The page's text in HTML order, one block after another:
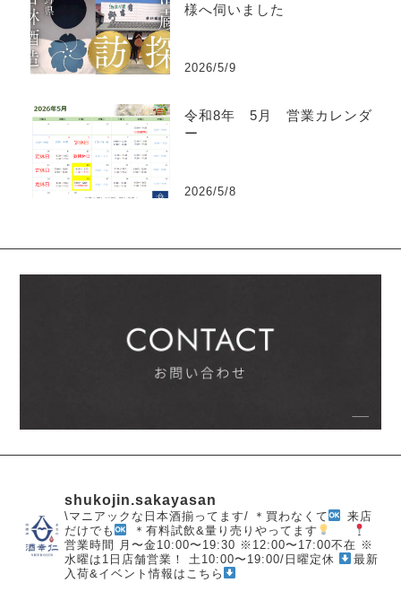
様へ伺いました
2026/5/9
令和8年 5月 営業カレンダ
ー
2026/5/8
shukojin.sakayasan
\マニアックな日本酒揃ってます/ ＊買わなくて
来店
だけでも
＊有料試飲&量り売りやってます
営業時間
月〜金10:00〜19:30 ※12:00〜17:00不在 ※
水曜は1日店舗営業！
土10:00〜19:00/日曜定休
最新
入荷&イベント情報はこちら